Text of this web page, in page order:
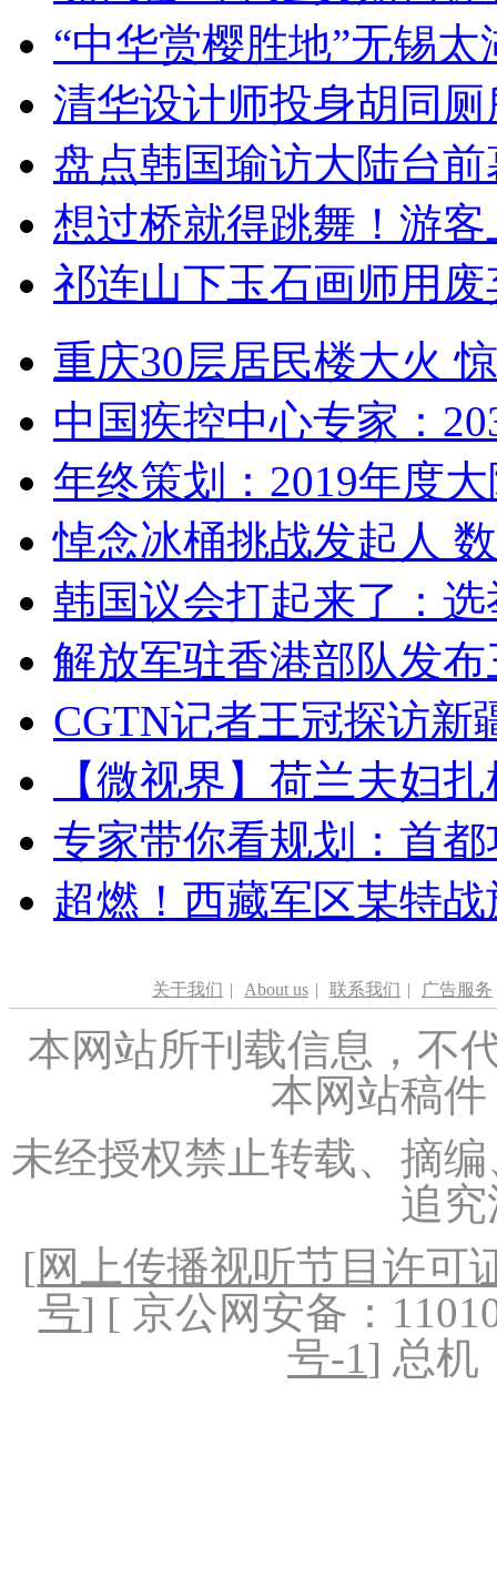
“中华赏樱胜地”无锡
清华设计师投身胡同
盘点韩国瑜访大陆台
想过桥就得跳舞！游客
祁连山下玉石画师用
重庆30层居民楼大火
中国疾控中心专家：
年终策划：2019年度
悼念冰桶挑战发起人
韩国议会打起来了：
解放军驻香港部队发
CGTN记者王冠探访新
【微视界】荷兰夫妇
专家带你看规划：首
超燃！西藏军区某特
关于我们 | About us | 联系我们 | 广告服务
本网站所刊载信息，不
本网站稿
未经授权禁止转载、摘
追
[网上传播视听节目许可
号] [ 京公网安备：
号-1] 总机